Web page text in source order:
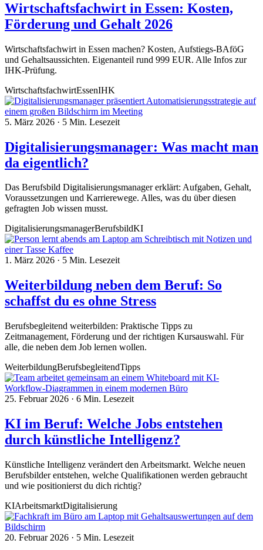
Wirtschaftsfachwirt in Essen: Kosten,
Förderung und Gehalt 2026
Wirtschaftsfachwirt in Essen machen? Kosten, Aufstiegs-BAföG
und Gehaltsaussichten. Eigenanteil rund 999 EUR. Alle Infos zur
IHK-Prüfung.
WirtschaftsfachwirtEssenIHK
5. März 2026 · 5 Min. Lesezeit
Digitalisierungsmanager: Was macht man
da eigentlich?
Das Berufsbild Digitalisierungsmanager erklärt: Aufgaben, Gehalt,
Voraussetzungen und Karrierewege. Alles, was du über diesen
gefragten Job wissen musst.
DigitalisierungsmanagerBerufsbildKI
1. März 2026 · 5 Min. Lesezeit
Weiterbildung neben dem Beruf: So
schaffst du es ohne Stress
Berufsbegleitend weiterbilden: Praktische Tipps zu
Zeitmanagement, Förderung und der richtigen Kursauswahl. Für
alle, die neben dem Job lernen wollen.
WeiterbildungBerufsbegleitendTipps
25. Februar 2026 · 6 Min. Lesezeit
KI im Beruf: Welche Jobs entstehen
durch künstliche Intelligenz?
Künstliche Intelligenz verändert den Arbeitsmarkt. Welche neuen
Berufsbilder entstehen, welche Qualifikationen werden gebraucht
und wie positionierst du dich richtig?
KIArbeitsmarktDigitalisierung
20. Februar 2026 · 5 Min. Lesezeit